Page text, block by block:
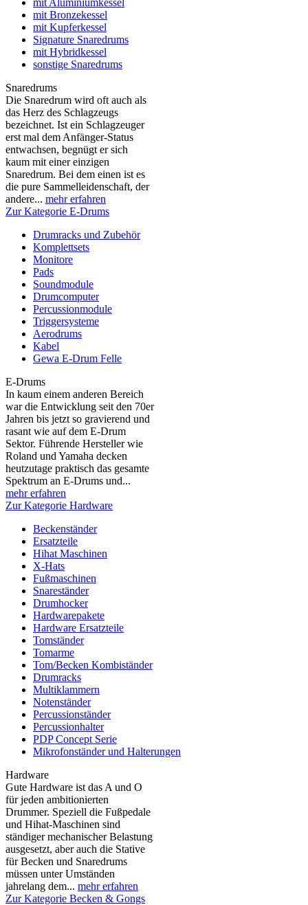
mit Aluminiumkessel
mit Bronzekessel
mit Kupferkessel
Signature Snaredrums
mit Hybridkessel
sonstige Snaredrums
Snaredrums
Die Snaredrum wird oft auch als
das Herz des Schlagzeugs
bezeichnet. Ist ein Schlagzeuger
erst mal dem Anfänger-Status
entwachsen, begnügt er sich
kaum mit einer einzigen
Snaredrum. Bei dem einen ist es
die pure Sammelleidenschaft, der
andere... mehr erfahren
Zur Kategorie E-Drums
Drumracks und Zubehör
Komplettsets
Monitore
Pads
Soundmodule
Drumcomputer
Percussionmodule
Triggersysteme
Aerodrums
Kabel
Gewa E-Drum Felle
E-Drums
In kaum einem anderen Bereich
war die Entwicklung seit den 70er
Jahren bis jetzt so gravierend und
rasant wie auf dem E-Drum
Sektor. Führende Hersteller wie
Roland und Yamaha decken
heutzutage praktisch das gesamte
Spektrum an E-Drums und...
mehr erfahren
Zur Kategorie Hardware
Beckenständer
Ersatzteile
Hihat Maschinen
X-Hats
Fußmaschinen
Snareständer
Drumhocker
Hardwarepakete
Hardware Ersatzteile
Tomständer
Tomarme
Tom/Becken Kombiständer
Drumracks
Multiklammern
Notenständer
Percussionständer
Percussionhalter
PDP Concept Serie
Mikrofonständer und Halterungen
Hardware
Gute Hardware ist das A und O
für jeden ambitionierten
Drummer. Speziell die Fußpedale
und Hihat-Maschinen sind
ständiger mechanischer Belastung
ausgesetzt, aber auch die Stative
für Becken und Snaredrums
müssen unter Umständen
jahrelang dem... mehr erfahren
Zur Kategorie Becken & Gongs